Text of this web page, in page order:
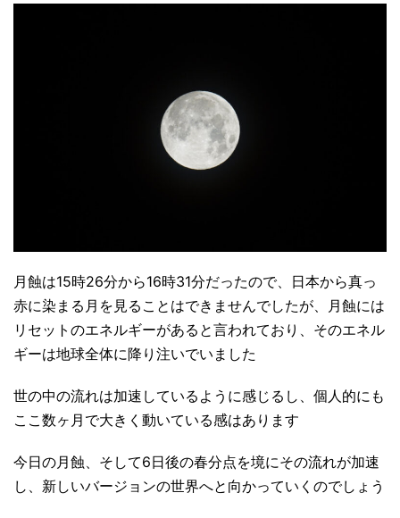
月蝕は15時26分から16時31分だったので、日本から真っ
赤に染まる月を見ることはできませんでしたが、月蝕には
リセットのエネルギーがあると言われており、そのエネル
ギーは地球全体に降り注いでいました
世の中の流れは加速しているように感じるし、個人的にも
ここ数ヶ月で大きく動いている感はあります
今日の月蝕、そして6日後の春分点を境にその流れが加速
し、新しいバージョンの世界へと向かっていくのでしょう